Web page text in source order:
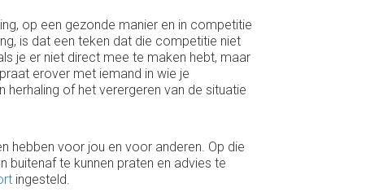
op een gezonde manier en in competitie
is dat een teken dat die competitie niet
je er niet direct mee te maken hebt, maar
erover met iemand in wie je
of het verergeren van de situatie
hebben voor jou en voor anderen. Op die
buitenaf te kunnen praten en advies te
ingesteld.